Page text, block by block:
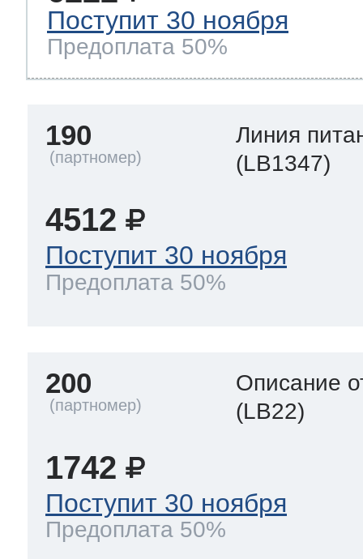
Поступит 30 ноября
Предоплата 50%
190
Линия
(LB1347)
4512
Поступит 30 ноября
Предоплата 50%
200
Описание
(LB22)
1742
Поступит 30 ноября
Предоплата 50%